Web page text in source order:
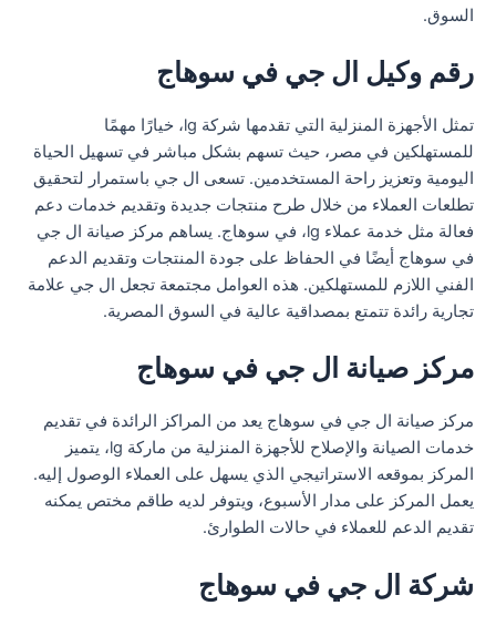
السوق.
رقم وكيل ال جي في سوهاج
تمثل الأجهزة المنزلية التي تقدمها شركة lg، خيارًا مهمًا
للمستهلكين في مصر، حيث تسهم بشكل مباشر في تسهيل الحياة
اليومية وتعزيز راحة المستخدمين. تسعى ال جي باستمرار لتحقيق
تطلعات العملاء من خلال طرح منتجات جديدة وتقديم خدمات دعم
فعالة مثل خدمة عملاء lg، في سوهاج. يساهم مركز صيانة ال جي
في سوهاج أيضًا في الحفاظ على جودة المنتجات وتقديم الدعم
الفني اللازم للمستهلكين. هذه العوامل مجتمعة تجعل ال جي علامة
تجارية رائدة تتمتع بمصداقية عالية في السوق المصرية.
مركز صيانة ال جي في سوهاج
مركز صيانة ال جي في سوهاج يعد من المراكز الرائدة في تقديم
خدمات الصيانة والإصلاح للأجهزة المنزلية من ماركة lg، يتميز
المركز بموقعه الاستراتيجي الذي يسهل على العملاء الوصول إليه.
يعمل المركز على مدار الأسبوع، ويتوفر لديه طاقم مختص يمكنه
تقديم الدعم للعملاء في حالات الطوارئ.
شركة ال جي في سوهاج